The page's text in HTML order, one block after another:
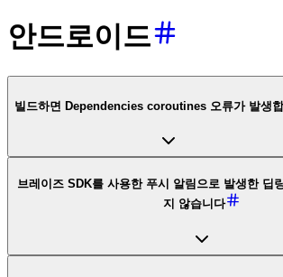
안드로이드
빌드하면 Dependencies coroutines 오류가 발생
브레이즈 SDK를 사용한 푸시 알림으로 발생한 딥
지 않습니다